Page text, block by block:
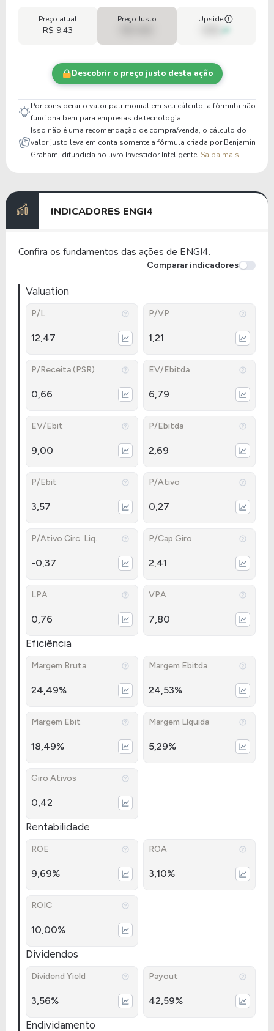
Preço atual
R$ 9,43
Preço Justo Upside
Descobrir o preço justo desta ação
Por considerar o valor patrimonial em seu cálculo, a fórmula não
funciona bem para empresas de tecnologia.
Isso não é uma recomendação de compra/venda, o cálculo do
valor justo leva em conta somente a fórmula criada por Benjamin
Graham, difundida no livro Investidor Inteligente. Saiba mais.
INDICADORES ENGI4
Confira os fundamentos das ações de ENGI4.
Comparar indicadores
Valuation
P/L
12,47
P/VP
1,21
P/Receita (PSR)
0,66
EV/Ebitda
6,79
EV/Ebit
9,00
P/Ebitda
2,69
P/Ebit
3,57
P/Ativo
0,27
P/Ativo Circ. Liq.
-0,37
P/Cap.Giro
2,41
LPA
0,76
VPA
7,80
Eficiência
Margem Bruta
24,49%
Margem Ebitda
24,53%
Margem Ebit
18,49%
Margem Líquida
5,29%
Giro Ativos
0,42
Rentabilidade
ROE
9,69%
ROA
3,10%
ROIC
10,00%
Dividendos
Dividend Yield
3,56%
Payout
42,59%
Endividamento